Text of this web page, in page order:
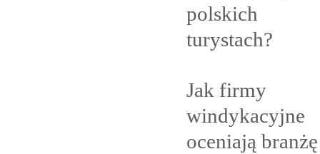
polskich
turystach?
Jak firmy
windykacyjne
oceniają branżę